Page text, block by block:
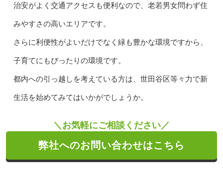
治安がよく交通アクセスも便利なので、老若男女問わず住
みやすさの高いエリアです。
さらに利便性がよいだけでなく緑も豊かな環境ですから、
子育てにもぴったりの環境です。
都内への引っ越しを考えている方は、世田谷区等々力で新
生活を始めてみてはいかがでしょうか。
＼お気軽にご相談ください／
弊社へのお問い合わせはこちら